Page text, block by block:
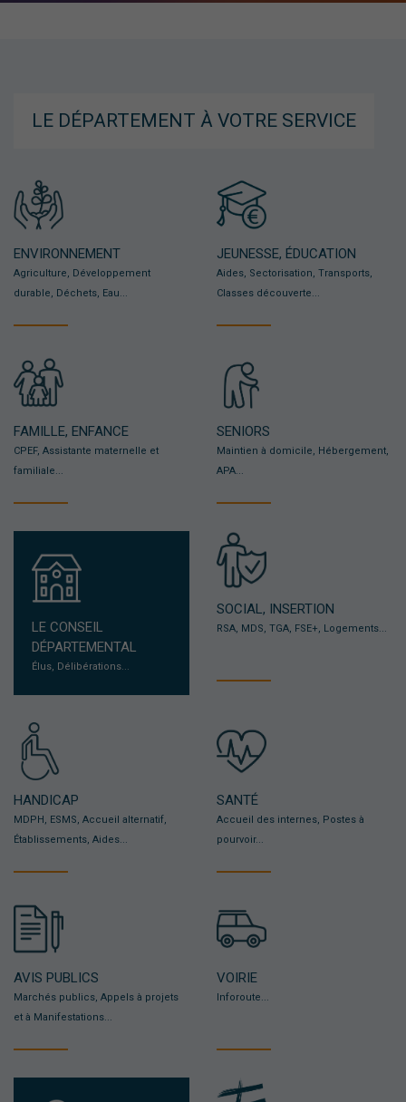
LE DÉPARTEMENT À VOTRE SERVICE
ENVIRONNEMENT
Agriculture, Développement
durable, Déchets, Eau...
JEUNESSE, ÉDUCATION
Aides, Sectorisation, Transports,
Classes découverte...
FAMILLE, ENFANCE
CPEF, Assistante maternelle et
familiale...
SENIORS
Maintien à domicile, Hébergement,
APA...
LE CONSEIL
DÉPARTEMENTAL
Élus, Délibérations...
SOCIAL, INSERTION
RSA, MDS, TGA, FSE+, Logements...
HANDICAP
MDPH, ESMS, Accueil alternatif,
Établissements, Aides...
SANTÉ
Accueil des internes, Postes à
pourvoir...
AVIS PUBLICS
Marchés publics, Appels à projets
et à Manifestations...
VOIRIE
Inforoute...